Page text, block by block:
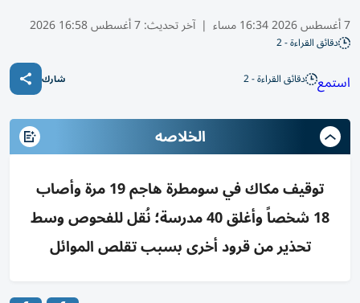
7 أغسطس 2026 16:34 مساء | آخر تحديث:7 أغسطس 16:58 2026
دقائق القراءة - 2
استمع دقائق القراءة - 2 شارك
الخلاصه
توقيف مكاك في سومطرة هاجم 19 مرة وأصاب
18 شخصاً وأغلق 40 مدرسة؛ نُقل للفحوص وسط
تحذير من قرود أخرى بسبب تقلص الموائل